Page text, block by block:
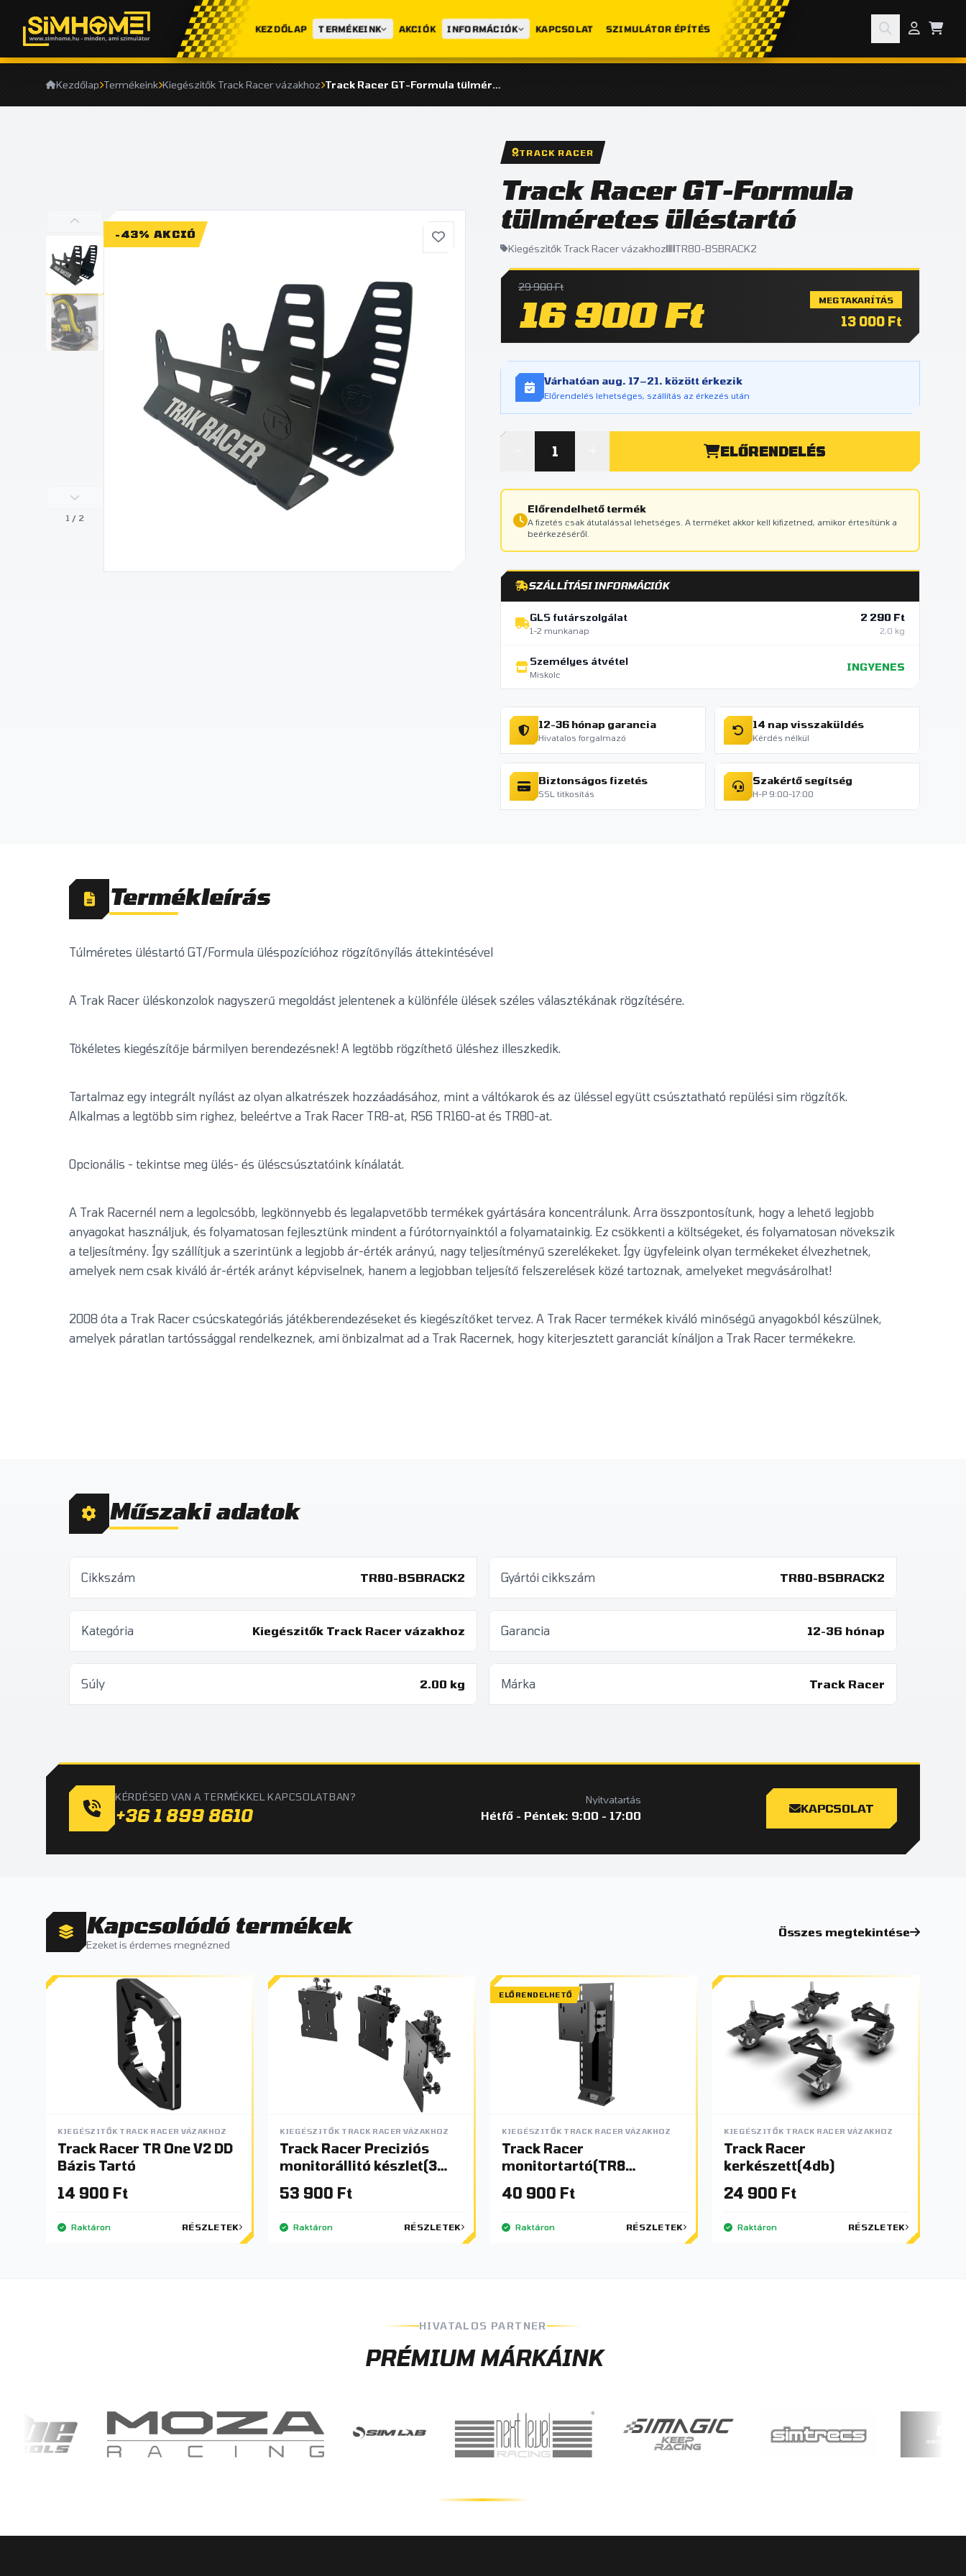
KEZDŐLAP TERMÉKEINK AKCIÓK INFORMÁCIÓK KAPCSOLAT SZIMULÁTOR ÉPÍTÉS
Kezdőlap Termékeink Kiegészitők Track Racer vázakhoz Track Racer GT-Formula tülméretes üléstartó
1 / 2
-43% AKCIÓ
TRACK RACER
Track Racer GT-Formula
tülméretes üléstartó
Kiegészitők Track Racer vázakhoz TR80-BSBRACK2
29 900 Ft
16 900 Ft MEGTAKARÍTÁS
13 000 Ft
Várhatóan aug. 17–21. között érkezik
Előrendelés lehetséges, szállítás az érkezés után
ELŐRENDELÉS
Előrendelhető termék
A fizetés csak átutalással lehetséges. A terméket akkor kell kifizetned, amikor értesítünk a
beérkezéséről.
SZÁLLÍTÁSI INFORMÁCIÓK
GLS futárszolgálat
1-2 munkanap
2 290 Ft
2,0 kg
Személyes átvétel
Miskolc
INGYENES
12-36 hónap garancia
Hivatalos forgalmazó
14 nap visszaküldés
Kérdés nélkül
Biztonságos fizetés
SSL titkosítás
Szakértő segítség
H-P 9:00-17:00
Termékleírás
Túlméretes üléstartó GT/Formula üléspozícióhoz rögzítőnyílás áttekintésével
A Trak Racer üléskonzolok nagyszerű megoldást jelentenek a különféle ülések széles választékának rögzítésére.
Tökéletes kiegészítője bármilyen berendezésnek! A legtöbb rögzíthető üléshez illeszkedik.
Tartalmaz egy integrált nyílást az olyan alkatrészek hozzáadásához, mint a váltókarok és az üléssel együtt csúsztatható repülési sim rögzítők.
Alkalmas a legtöbb sim righez, beleértve a Trak Racer TR8-at, RS6 TR160-at és TR80-at.
Opcionális - tekintse meg ülés- és üléscsúsztatóink kínálatát.
A Trak Racernél nem a legolcsóbb, legkönnyebb és legalapvetőbb termékek gyártására koncentrálunk. Arra összpontosítunk, hogy a lehető legjobb
anyagokat használjuk, és folyamatosan fejlesztünk mindent a fúrótornyainktól a folyamatainkig. Ez csökkenti a költségeket, és folyamatosan növekszik
a teljesítmény. Így szállítjuk a szerintünk a legjobb ár-érték arányú, nagy teljesítményű szerelékeket. Így ügyfeleink olyan termékeket élvezhetnek,
amelyek nem csak kiváló ár-érték arányt képviselnek, hanem a legjobban teljesítő felszerelések közé tartoznak, amelyeket megvásárolhat!
2008 óta a Trak Racer csúcskategóriás játékberendezéseket és kiegészítőket tervez. A Trak Racer termékek kiváló minőségű anyagokból készülnek,
amelyek páratlan tartóssággal rendelkeznek, ami önbizalmat ad a Trak Racernek, hogy kiterjesztett garanciát kínáljon a Trak Racer termékekre.
Műszaki adatok
Cikkszám TR80-BSBRACK2 Gyártói cikkszám TR80-BSBRACK2
Kategória Kiegészitők Track Racer vázakhoz Garancia 12-36 hónap
Súly 2.00 kg Márka Track Racer
KÉRDÉSED VAN A TERMÉKKEL KAPCSOLATBAN?
+36 1 899 8610
Nyitvatartás
Hétfő - Péntek: 9:00 - 17:00
KAPCSOLAT
Kapcsolódó termékek
Ezeket is érdemes megnézned
Összes megtekintése
KIEGÉSZITŐK TRACK RACER VÁZAKHOZ
Track Racer TR One V2 DD
Bázis Tartó
14 900 Ft
Raktáron RÉSZLETEK
KIEGÉSZITŐK TRACK RACER VÁZAKHOZ
Track Racer Preciziós
monitorállitó készlet(3
53 900 Ft
Raktáron RÉSZLETEK
ELŐRENDELHETŐ
KIEGÉSZITŐK TRACK RACER VÁZAKHOZ
Track Racer
monitortartó(TR8
40 900 Ft
Raktáron RÉSZLETEK
KIEGÉSZITŐK TRACK RACER VÁZAKHOZ
Track Racer
kerkészett(4db)
24 900 Ft
Raktáron RÉSZLETEK
HIVATALOS PARTNER
PRÉMIUM MÁRKÁINK